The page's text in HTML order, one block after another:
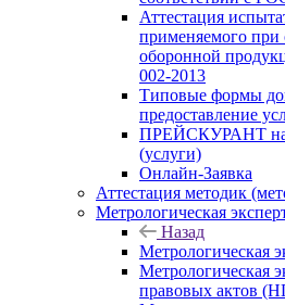
Аттестация
применяемого при
оборонной
002-2013
Типовые формы
предоставление
ПРЕЙСКУРАНТ на
(услуги)
Онлайн-Заявка
Аттестация методик
Метрологическая
Назад
Метрологическая
Метрологическая
правовых актов